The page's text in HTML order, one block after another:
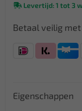
Levertijd: 1 tot 3
Betaal veilig met
Eigenschappen